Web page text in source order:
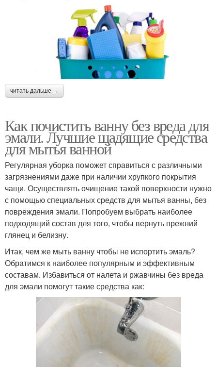
читать дальше →
Как почистить ванну без вреда для
эмали. Лучшие щадящие средства
для мытья ванной
Регулярная уборка поможет справиться с различными
загрязнениями даже при наличии хрупкого покрытия
чащи. Осуществлять очищение такой поверхности нужно
с помощью специальных средств для мытья ванны, без
повреждения эмали. Попробуем выбрать наиболее
подходящий состав для того, чтобы вернуть прежний
глянец и белизну.
Итак, чем же мыть ванну чтобы не испортить эмаль?
Обратимся к наиболее популярным и эффективным
составам. Избавиться от налета и ржавчины без вреда
для эмали помогут такие средства как: